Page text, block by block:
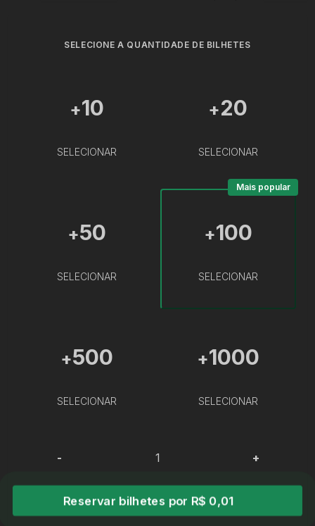
SELECIONE A QUANTIDADE DE BILHETES
+10
SELECIONAR
+20
SELECIONAR
+50
SELECIONAR
+100
SELECIONAR
Mais popular
+500
SELECIONAR
+1000
SELECIONAR
- +
Reservar bilhetes por R$ 0,01